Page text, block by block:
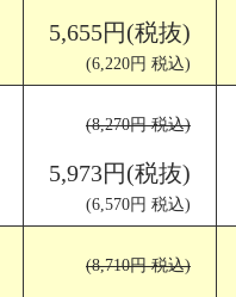
5,655円(税抜)
(6,220円 税込)
(8,270円 税込)
5,973円(税抜)
(6,570円 税込)
(8,710円 税込)